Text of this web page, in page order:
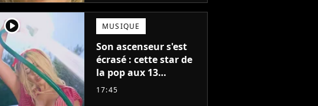
fiction avec Dwayne
Johnson mettrait fin à
sa carrière
player2 MUSIQUE
Son ascenseur s'est
écrasé : cette star de
la pop aux 13
milliards d'écoutes à
17:45